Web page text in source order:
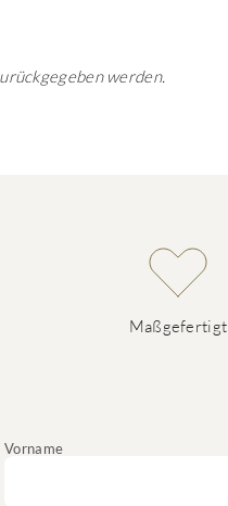
werden.
Maßgefertigt
Vorname